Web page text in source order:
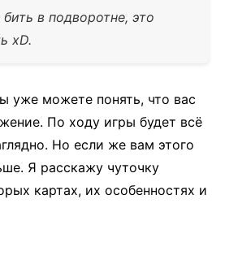
в подворотне, это
xD.
уже можете понять, что вас
По ходу игры будет всё
Но если же вам этого
Я расскажу чуточку
картах, их особенностях и